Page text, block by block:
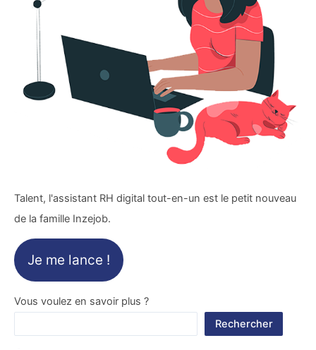
Talent, l'assistant RH digital tout-en-un est le petit nouveau
de la famille Inzejob.
Je me lance !
Vous voulez en savoir plus ?
Rechercher